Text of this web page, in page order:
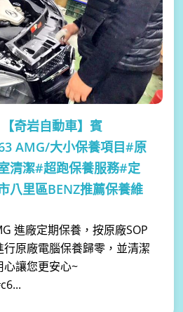
【奇岩自動車】賓
AMG/大小保養項目#原
清潔#超跑保養服務#定
八里區BENZ推薦保養維
進廠定期保養，按原廠SOP
原廠電腦保養歸零，並清潔
心讓您更安心~